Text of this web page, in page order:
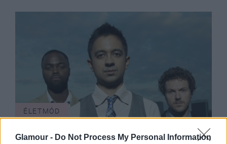
Glamour - Do Not Process My Personal Information
ÉLETMÓD
Mágus a Zeneakadémián